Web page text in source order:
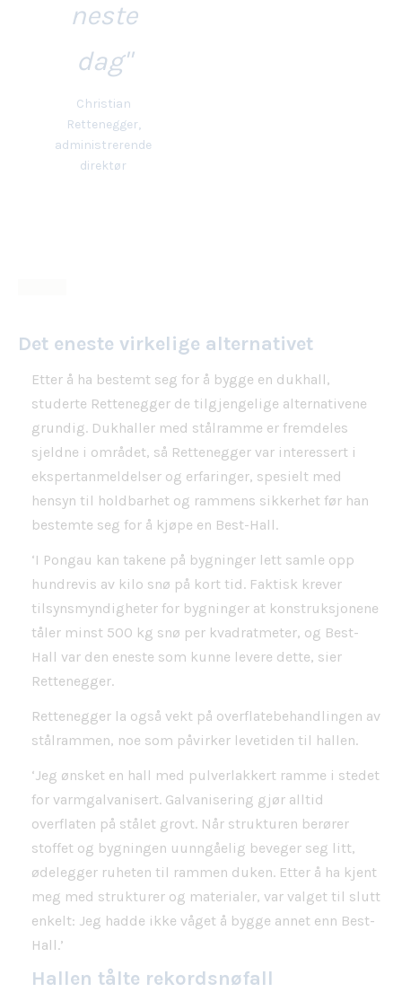
neste
dag"
Christian
Rettenegger,
administrerende
direktør
Det eneste virkelige alternativet
Etter å ha bestemt seg for å bygge en dukhall,
studerte Rettenegger de tilgjengelige alternativene
grundig. Dukhaller med stålramme er fremdeles
sjeldne i området, så Rettenegger var interessert i
ekspertanmeldelser og erfaringer, spesielt med
hensyn til holdbarhet og rammens sikkerhet før han
bestemte seg for å kjøpe en Best-Hall.
‘I Pongau kan takene på bygninger lett samle opp
hundrevis av kilo snø på kort tid. Faktisk krever
tilsynsmyndigheter for bygninger at konstruksjonene
tåler minst 500 kg snø per kvadratmeter, og Best-
Hall var den eneste som kunne levere dette, sier
Rettenegger.
Rettenegger la også vekt på overflatebehandlingen av
stålrammen, noe som påvirker levetiden til hallen.
‘Jeg ønsket en hall med pulverlakkert ramme i stedet
for varmgalvanisert. Galvanisering gjør alltid
overflaten på stålet grovt. Når strukturen berører
stoffet og bygningen uunngåelig beveger seg litt,
ødelegger ruheten til rammen duken. Etter å ha kjent
meg med strukturer og materialer, var valget til slutt
enkelt: Jeg hadde ikke våget å bygge annet enn Best-
Hall.’
Hallen tålte rekordsnøfall